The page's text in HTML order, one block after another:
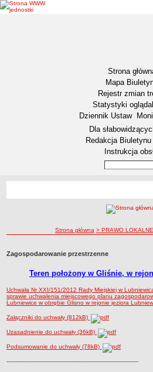
Strona
Mapa
Rejestr zmian
Statystyki
Dziennik Ustaw
Menu dodatkowe
Dla
Redakcja Biuletynu
Instrukcja
Lokalizacja
Związki i stowarzyszenia
Sołectwa
Współpraca zagraniczna
Strategia rozwoju Gminy
AKTUALNOŚCI I OBWIESZCZENIA
Aktualności
Obwieszczenia, ogłoszenia i
ścieżka nawigacji
Strona główna > PRAWO LOKALNE
Zagospodarowanie przestrzenne
Teren położony w Gliśnie, w
Uchwała Nr XXI/151/2012 Rady Miejskiej w
sprawie uchwalenia miejscowego planu
Lubniewice w obrębie Glisno w rejonie jeziora
Załączniki do uchwały (812kB)
Uzasadnienie do uchwały (36kB)
Podsumowanie do uchwały (78kB)
---------------------------------------------------------------------------